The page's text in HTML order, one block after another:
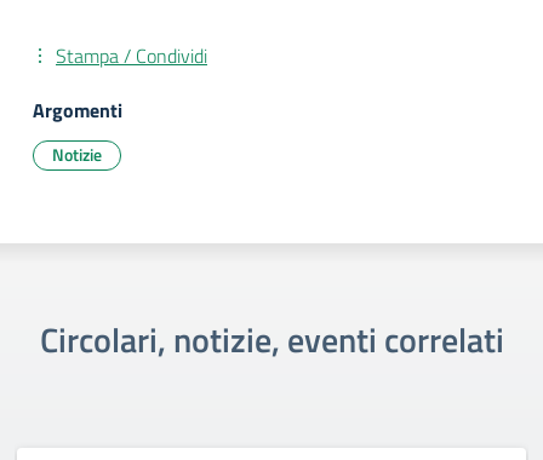
Stampa / Condividi
Argomenti
Notizie
Circolari, notizie, eventi correlati